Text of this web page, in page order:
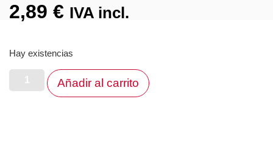
2,89 € IVA incl.
Hay existencias
Añadir al carrito